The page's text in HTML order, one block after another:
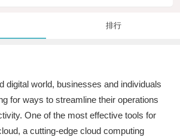
排行
digital world, businesses and individuals
for ways to streamline their operations
One of the most effective tools for
a cutting-edge cloud computing